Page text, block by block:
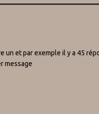
un et par exemple il y a 45
message